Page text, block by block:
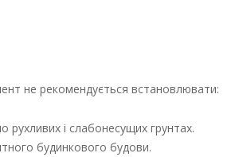
не рекомендується встановлювати:
рухливих і слабонесущих грунтах.
будинкового будови.